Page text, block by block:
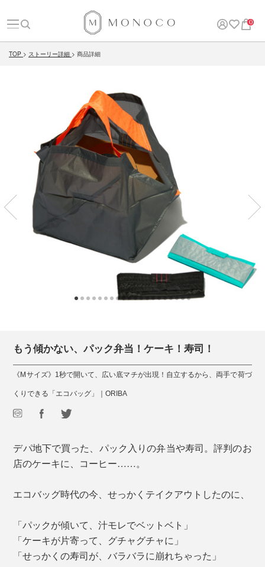
0
TOP ストーリー詳細 商品詳細
もう傾かない、パック弁当！ケーキ！寿司！
《Mサイズ》1秒で開いて、広い底マチが出現！自立するから、両手で荷づ
くりできる「エコバッグ」｜ORIBA
デパ地下で買った、パック入りの弁当や寿司。評判のお
店のケーキに、コーヒー……。
エコバッグ時代の今、せっかくテイクアウトしたのに、
「パックが傾いて、汁モレでベットベト」
「ケーキが片寄って、グチャグチャに」
「せっかくの寿司が、バラバラに崩れちゃった」